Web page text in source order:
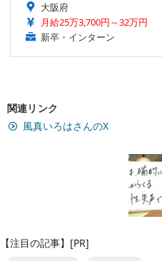
大阪府
月給25万3,700円～32万円
新卒・インターン
関連リンク
風真いろはさんのX
【注目の記事】[PR]